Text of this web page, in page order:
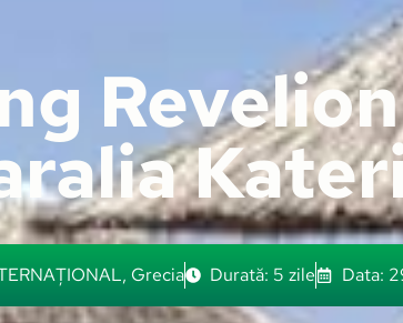
, Grecia Durată: 5 zile Data: